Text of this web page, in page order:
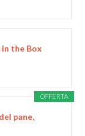
in the Box
OFFERTA
pane,